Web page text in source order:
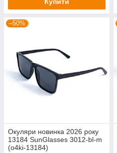
–50%
Окуляри новинка 2026 року
13184 SunGlasses 3012-bl-m
(o4ki-13184)